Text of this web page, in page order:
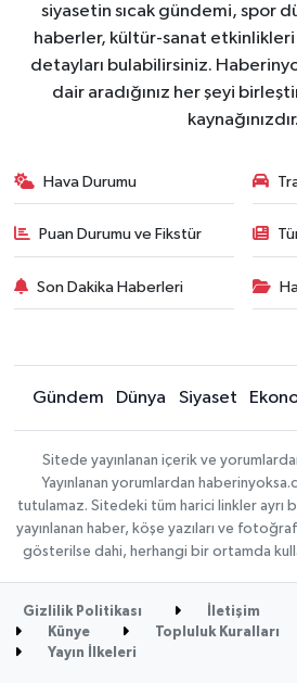
siyasetin sıcak gündemi, spor
haberler, kültür-sanat etkinlikleri
detayları bulabilirsiniz.
dair aradığınız her şeyi
kaynağınızdır.
Hava Durumu
Puan Durumu ve Fikstür
Son Dakika Haberleri
Gündem Dünya Siyaset
Sitede yayınlanan içerik ve
Yayınlanan yorumlardan
tutulamaz. Sitedeki tüm harici linkler ayrı
yayınlanan haber, köşe yazıları ve
gösterilse dahi, herhangi bir ortamda
Gizlilik Politikası
İletişim
Künye
Topluluk Kuralları
Yayın İlkeleri